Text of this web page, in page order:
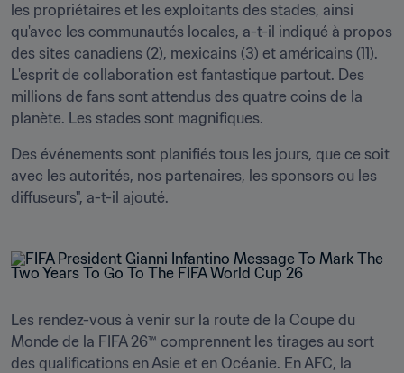
les propriétaires et les exploitants des stades, ainsi
qu'avec les communautés locales, a-t-il indiqué à propos
des sites canadiens (2), mexicains (3) et américains (11).
L'esprit de collaboration est fantastique partout. Des
millions de fans sont attendus des quatre coins de la
planète. Les stades sont magnifiques.
Des événements sont planifiés tous les jours, que ce soit
avec les autorités, nos partenaires, les sponsors ou les
diffuseurs", a-t-il ajouté.
Les rendez-vous à venir sur la route de la Coupe du
Monde de la FIFA 26™ comprennent les tirages au sort
des qualifications en Asie et en Océanie. En AFC, la